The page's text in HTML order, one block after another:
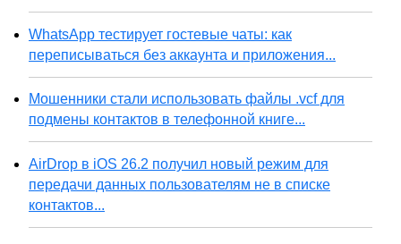
WhatsApp тестирует гостевые чаты: как
переписываться без аккаунта и приложения...
Мошенники стали использовать файлы .vcf для
подмены контактов в телефонной книге...
AirDrop в iOS 26.2 получил новый режим для
передачи данных пользователям не в списке
контактов...